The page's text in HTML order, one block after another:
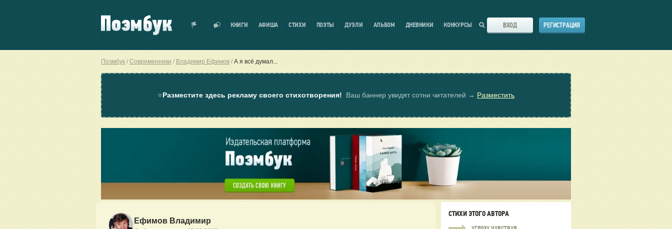
КНИГИ АФИША СТИХИ ПОЭТЫ ДУЭЛИ АЛЬБОМ ДНЕВНИКИ КОНКУРСЫ ВХОД РЕГИСТРАЦИЯ
Поэмбук Современники Владимир Ефимов А я всё думал...
⭐Разместите здесь рекламу своего стихотворения! Ваш баннер увидят сотни читателей → Разместить
Ефимов Владимир
СТИХИ ЭТОГО АВТОРА